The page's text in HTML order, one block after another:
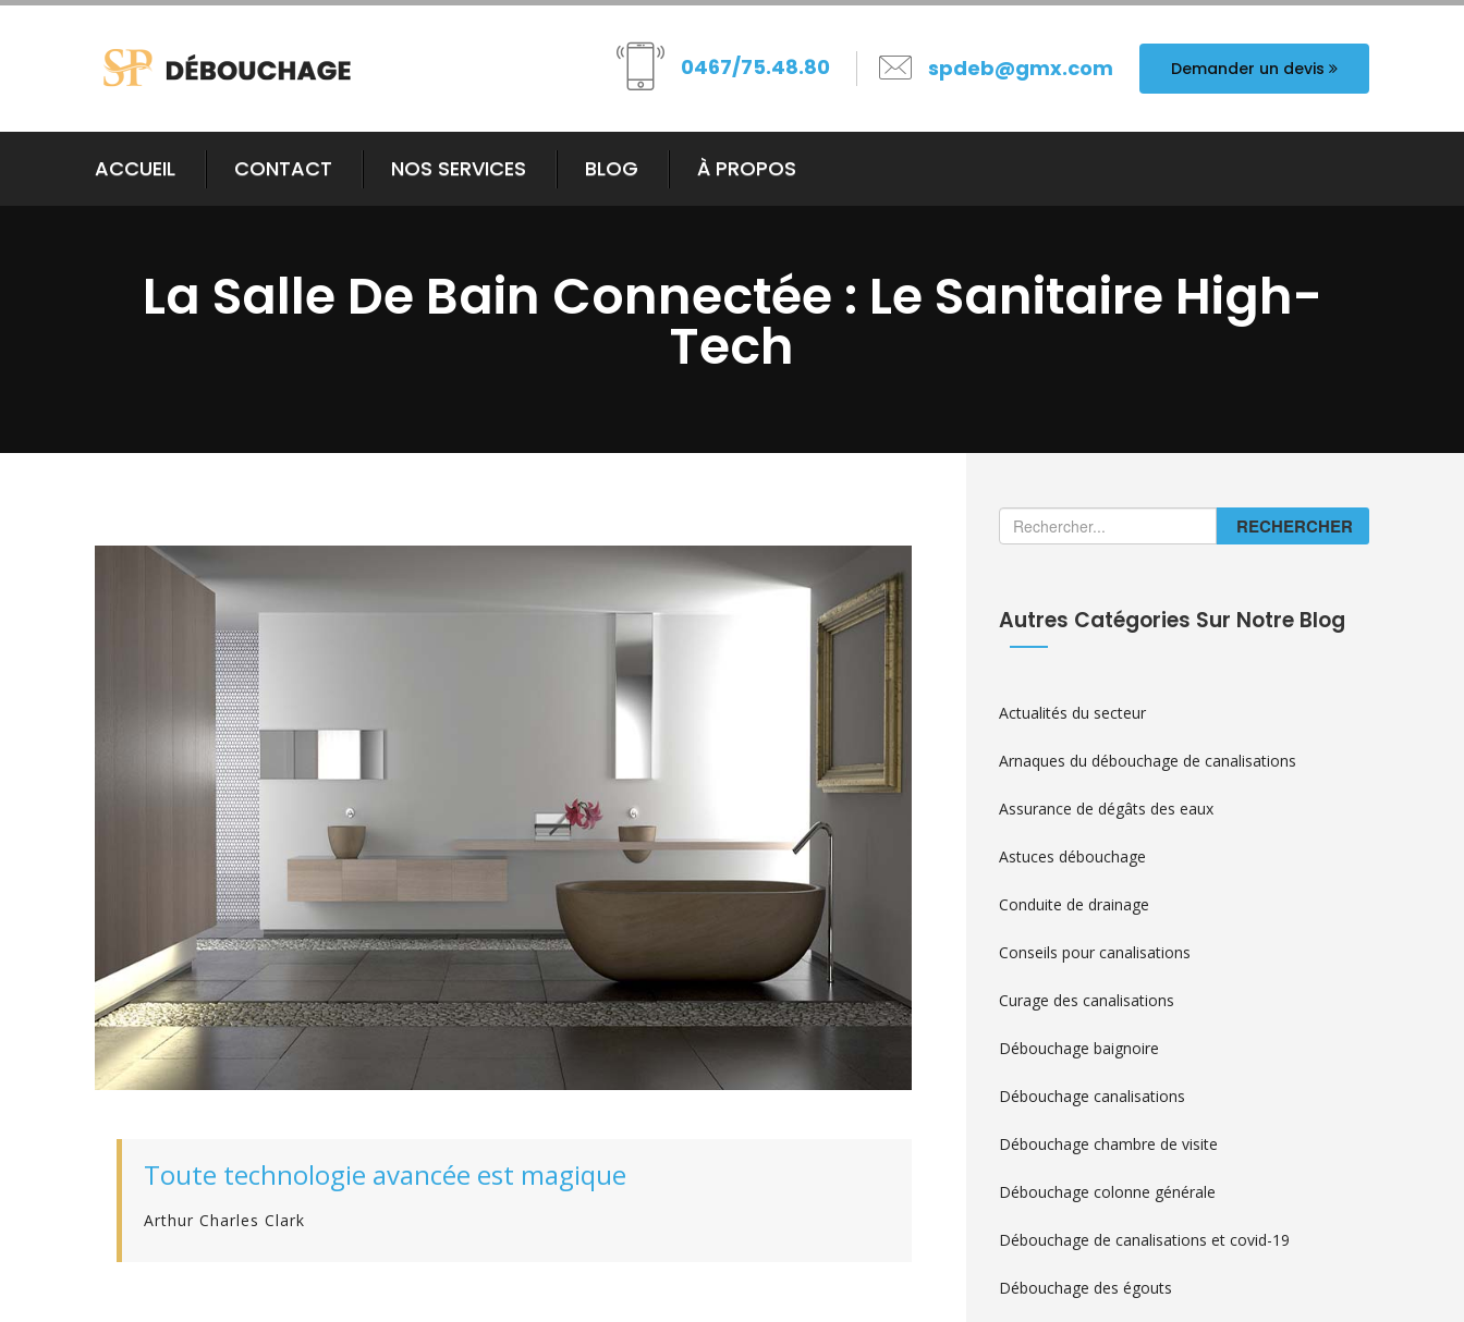
0467/75.48.80 spdeb@gmx.com Demander un devis
ACCUEIL CONTACT NOS SERVICES BLOG À PROPOS
La Salle De Bain Connectée : Le Sanitaire High-
Tech
Toute technologie avancée est magique
Arthur Charles Clark
RECHERCHER
Autres Catégories Sur Notre Blog
Actualités du secteur
Arnaques du débouchage de canalisations
Assurance de dégâts des eaux
Astuces débouchage
Conduite de drainage
Conseils pour canalisations
Curage des canalisations
Débouchage baignoire
Débouchage canalisations
Débouchage chambre de visite
Débouchage colonne générale
Débouchage de canalisations et covid-19
Débouchage des égouts